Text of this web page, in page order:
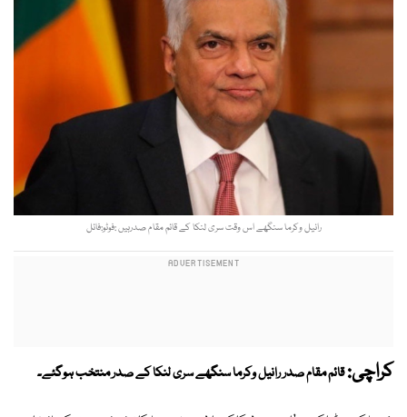
رانیل وکرما سنگھے اس وقت سری لنکا کے قائم مقام صدرہیں :فوٹو:فائل
کراچی:قائم مقام صدر رانیل وکرما سنگھے سری لنکا کے صدر منتخب ہوگئے۔